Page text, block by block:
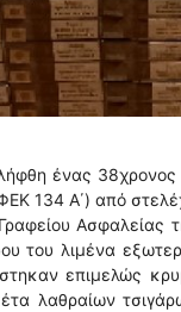
ένας
134 Α΄) από
Ασφαλείας
του λιμένα
επιμελώς
λαθραίων